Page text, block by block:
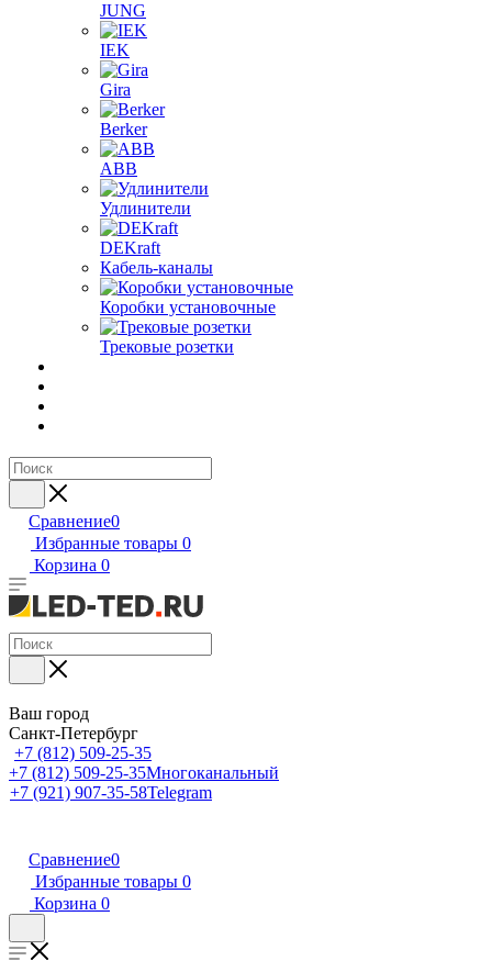
JUNG
IEK
Gira
Berker
ABB
Удлинители
DEKraft
Кабель-каналы
Коробки установочные
Трековые розетки
Сравнение0
Избранные товары 0
Корзина 0
Ваш город
Санкт-Петербург
+7 (812) 509-25-35
+7 (812) 509-25-35Многоканальный
+7 (921) 907-35-58Telegram
Сравнение0
Избранные товары 0
Корзина 0